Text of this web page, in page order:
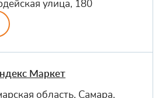
улица, 180
Маркет
область, Самара,